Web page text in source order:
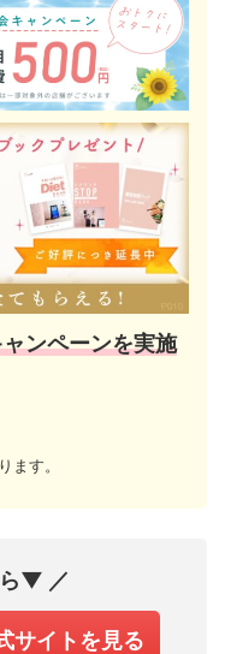
ンペーンを実施
ます。
▼ ／
サイトを見る